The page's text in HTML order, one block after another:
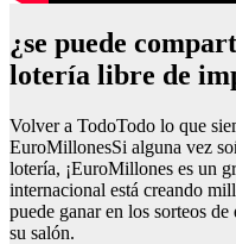
¿se puede
lotería libre de
Volver a TodoTodo lo que
EuroMillonesSi alguna vez
lotería, ¡EuroMillones es un
internacional está creando
puede ganar en los sorteos
su salón.